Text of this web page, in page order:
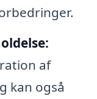
af
kan også